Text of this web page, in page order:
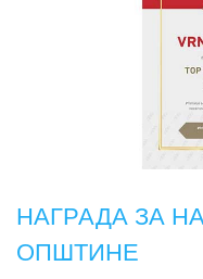
НАГРАДА ЗА
ОПШТИНЕ